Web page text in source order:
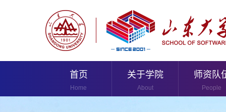
首页
Home
关于学院
About
师资队
People